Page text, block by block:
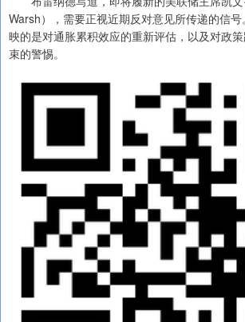
Warsh），需要正视近期反对意见所传递的信
映的是对通胀累积效应的重新评估，以及对政
束的警惕。